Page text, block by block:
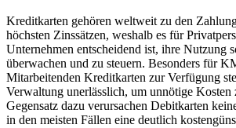
Kreditkarten gehören weltweit zu den
höchsten Zinssätzen, weshalb es für
Unternehmen entscheidend ist, ihre Nutzung
überwachen und zu steuern. Besonders für
Mitarbeitenden Kreditkarten zur Verfügung
Verwaltung unerlässlich, um unnötige Kosten
Gegensatz dazu verursachen Debitkarten
in den meisten Fällen eine deutlich